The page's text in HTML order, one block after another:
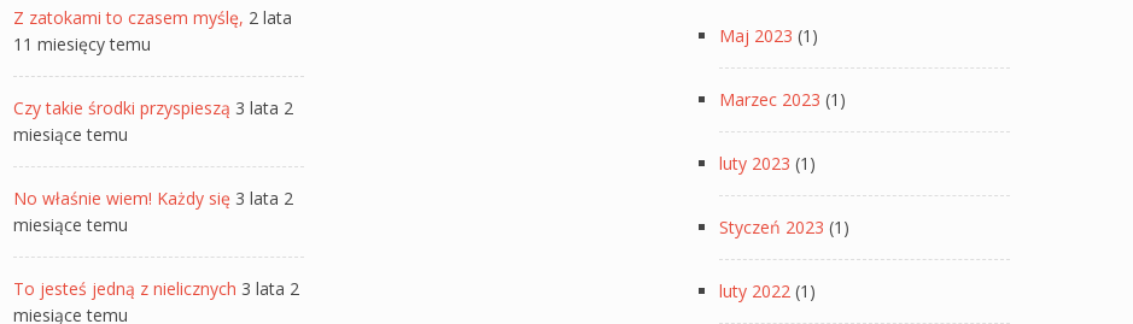
Z zatokami to czasem myślę, 2 lata
11 miesięcy temu
Czy takie środki przyspieszą 3 lata 2
miesiące temu
No właśnie wiem! Każdy się 3 lata 2
miesiące temu
To jesteś jedną z nielicznych 3 lata 2
miesiące temu
Maj 2023 (1)
Marzec 2023 (1)
luty 2023 (1)
Styczeń 2023 (1)
luty 2022(1)